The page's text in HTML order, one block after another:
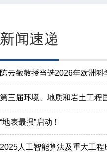
新闻速递
陈云敏教授当选2026年欧洲科
第三届环境、地质和岩土工程
“地表最强”启动！